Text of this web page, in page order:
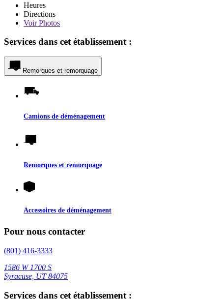
Heures
Directions
VoirPhotos
Services dans cet établissement :
Remorques et remorquage
Camions de déménagement
Remorques et remorquage
Accessoires de déménagement
Pour nous contacter
(801) 416-3333
1586 W 1700 S
Syracuse, UT 84075
Services dans cet établissement :